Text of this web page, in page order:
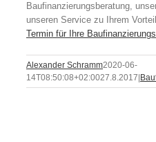
Baufinanzierungsberatung,
unseren Service zu Ihrem
Termin für Ihre
Alexander Schramm2020-06-
14T08:50:08+02:0027.8.2017